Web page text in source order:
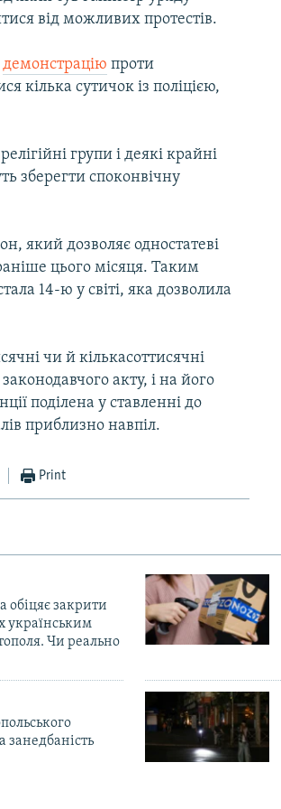
від можливих протестів.
демонстрацію проти
кілька сутичок із поліцією,
групи і деякі крайні
зберегти споконвічну
який дозволяє одностатеві
цього місяця. Таким
14-ю у світі, яка дозволила
чи й кількасоттисячні
акту, і на його
поділена у ставленні до
приблизно навпіл.
Print
обіцяє закрити
українським
Чи реально
занедбаність